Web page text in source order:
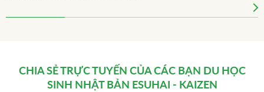
CHIA SẺ TRỰC TUYẾN CỦA CÁC BẠN
DU HỌC
SINH NHẬT BẢN
ESUHAI - KAIZEN